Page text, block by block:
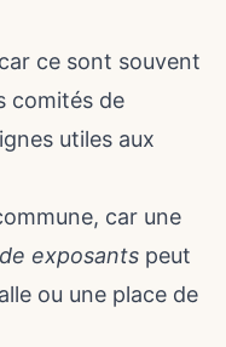
ce sont souvent
comités de
utiles aux
car une
exposants peut
ou une place de